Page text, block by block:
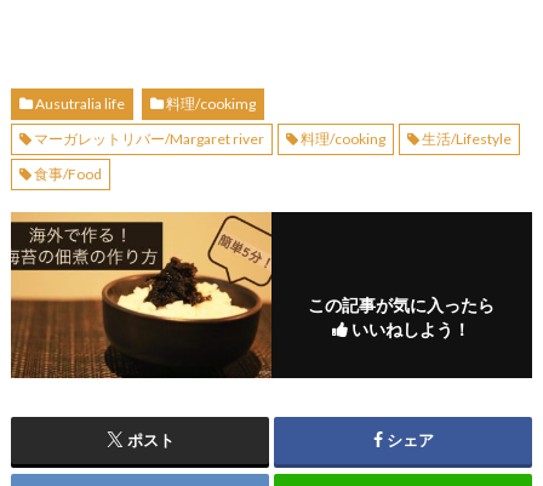
Ausutralia life
料理/cookimg
マーガレットリバー/Margaret river
料理/cooking
生活/Lifestyle
食事/Food
この記事が気に入ったら
いいねしよう！
ポスト シェア